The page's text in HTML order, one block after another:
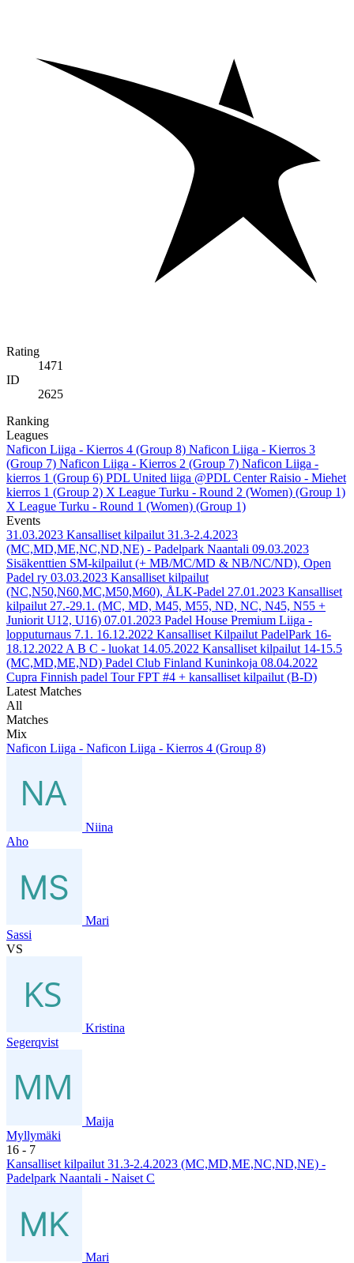
Rating
1471
ID
2625
Ranking
Leagues
Naficon Liiga - Kierros 4 (Group 8) Naficon Liiga - Kierros 3
(Group 7) Naficon Liiga - Kierros 2 (Group 7) Naficon Liiga -
kierros 1 (Group 6) PDL United liiga @PDL Center Raisio - Miehet
kierros 1 (Group 2) X League Turku - Round 2 (Women) (Group 1)
X League Turku - Round 1 (Women) (Group 1)
Events
31.03.2023 Kansalliset kilpailut 31.3-2.4.2023
(MC,MD,ME,NC,ND,NE) - Padelpark Naantali 09.03.2023
Sisäkenttien SM-kilpailut (+ MB/MC/MD & NB/NC/ND), Open
Padel ry 03.03.2023 Kansalliset kilpailut
(NC,N50,N60,MC,M50,M60), ÅLK-Padel 27.01.2023 Kansalliset
kilpailut 27.-29.1. (MC, MD, M45, M55, ND, NC, N45, N55 +
Juniorit U12, U16) 07.01.2023 Padel House Premium Liiga -
lopputurnaus 7.1. 16.12.2022 Kansalliset Kilpailut PadelPark 16-
18.12.2022 A B C - luokat 14.05.2022 Kansalliset kilpailut 14-15.5
(MC,MD,ME,ND) Padel Club Finland Kuninkoja 08.04.2022
Cupra Finnish padel Tour FPT #4 + kansalliset kilpailut (B-D)
Latest Matches
All
Matches
Mix
Naficon Liiga - Naficon Liiga - Kierros 4 (Group 8)
Niina
Aho
Mari
Sassi
VS
Kristina
Segerqvist
Maija
Myllymäki
16 - 7
Kansalliset kilpailut 31.3-2.4.2023 (MC,MD,ME,NC,ND,NE) -
Padelpark Naantali - Naiset C
Mari